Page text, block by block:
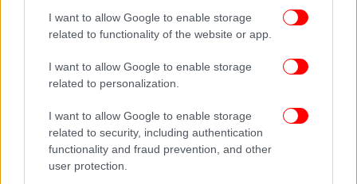
I want to allow Google to enable storage
related to functionality of the website or app.
I want to allow Google to enable storage
related to personalization.
I want to allow Google to enable storage
related to security, including authentication
functionality and fraud prevention, and other
user protection.
Κολωνός: Αντιδράσεις για τη δήλωση-πρόκληση
δικηγόρου για τη 12χρονη: «Είχε επιλέξει μια
συγκεκριμένη στάση ζωής για να επιβιώσει»